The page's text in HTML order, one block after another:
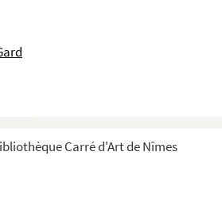
Carré d'Art de Nîmes